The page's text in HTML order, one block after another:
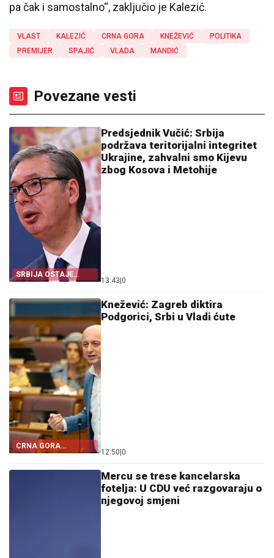
pa čak i samostalno“, zaključio je Kalezić.
VLAST KALEZIĆ CRNA GORA KNEŽEVIĆ
POLITIKA
PREMIJER
SPAJIĆ VLADA MANDIĆ
Povezane vesti
SRBIJA OSTAJE
DOSLJEDNA POVELJI
Predsjednik Vučić: Srbija
podržava teritorijalni integritet
Ukrajine, zahvalni smo Kijevu
zbog Kosova i Metohije
13:43 0
CRNA GORA
POSTALA TALAC
Knežević: Zagreb diktira
Podgorici, Srbi u Vladi ćute
12:50 0
Mercu se trese kancelarska
fotelja: U CDU već razgovaraju o
njegovoj smjeni